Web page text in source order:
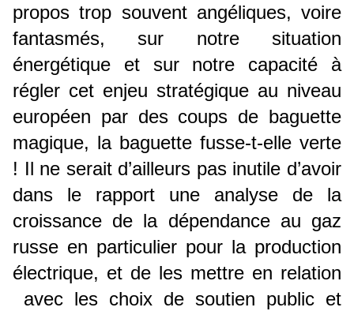
propos trop souvent angéliques, voire
fantasmés, sur notre situation
énergétique et sur notre capacité à
régler cet enjeu stratégique au niveau
européen par des coups de baguette
magique, la baguette fusse-t-elle verte
! Il ne serait d’ailleurs pas inutile d’avoir
dans le rapport une analyse de la
croissance de la dépendance au gaz
russe en particulier pour la production
électrique, et de les mettre en relation
avec les choix de soutien public et